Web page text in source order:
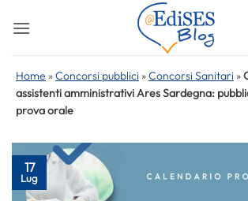
Home »Concorsi pubblici »Concorsi Sanitari »
assistenti amministrativi Ares Sardegna:
prova orale
17
Lug